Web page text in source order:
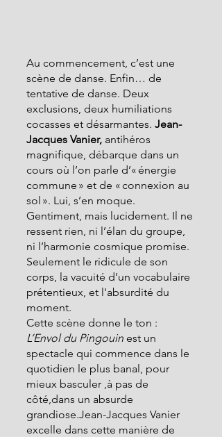
Au commencement, c’est une
scène de danse. Enfin… de
tentative de danse. Deux
exclusions, deux humiliations
cocasses et désarmantes. Jean-
Jacques Vanier, antihéros
magnifique, débarque dans un
cours où l’on parle d’« énergie
commune » et de « connexion au
sol ». Lui, s’en moque.
Gentiment, mais lucidement. Il ne
ressent rien, ni l’élan du groupe,
ni l’harmonie cosmique promise.
Seulement le ridicule de son
corps, la vacuité d’un vocabulaire
prétentieux, et l'absurdité du
moment.
Cette scène donne le ton :
L’Envol du Pingouin est un
spectacle qui commence dans le
quotidien le plus banal, pour
mieux basculer ,à pas de
côté,dans un absurde
grandiose.Jean-Jacques Vanier
excelle dans cette manière de